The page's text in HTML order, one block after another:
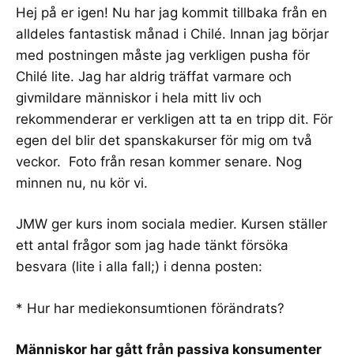
Hej på er igen! Nu har jag kommit tillbaka från en
alldeles fantastisk månad i Chilé. Innan jag börjar
med postningen måste jag verkligen pusha för
Chilé lite. Jag har aldrig träffat varmare och
givmildare människor i hela mitt liv och
rekommenderar er verkligen att ta en tripp dit. För
egen del blir det spanskakurser för mig om två
veckor. Foto från resan kommer senare. Nog
minnen nu, nu kör vi.
JMW ger kurs inom sociala medier. Kursen ställer
ett antal frågor som jag hade tänkt försöka
besvara (lite i alla fall;) i denna posten:
* Hur har mediekonsumtionen förändrats?
Människor har gått från passiva konsumenter